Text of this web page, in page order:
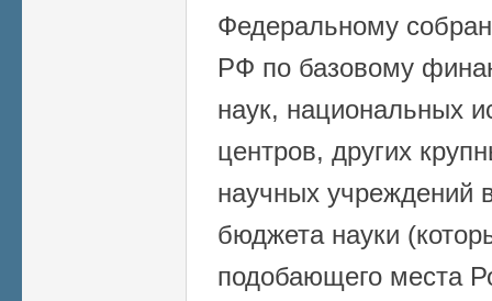
Федеральному
РФ по базовому
наук, национальных
центров, других
научных учреждений
бюджета науки
подобающего места